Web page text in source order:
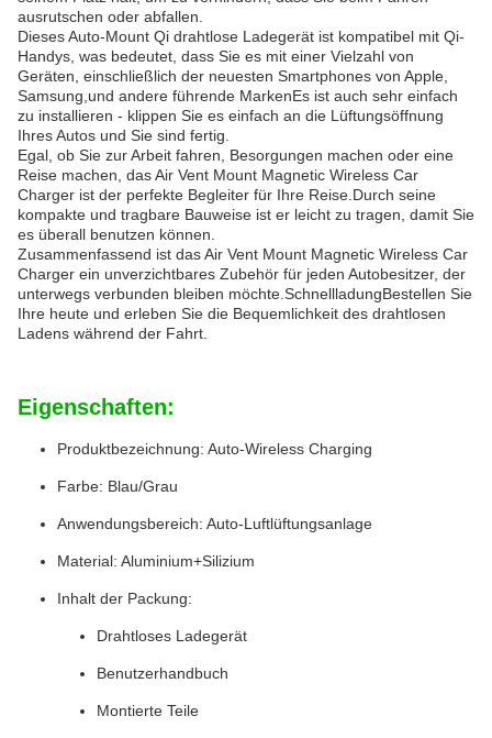
ausrutschen oder abfallen.
Dieses Auto-Mount Qi drahtlose Ladegerät ist kompatibel mit Qi-
Handys, was bedeutet, dass Sie es mit einer Vielzahl von
Geräten, einschließlich der neuesten Smartphones von Apple,
Samsung,und andere führende MarkenEs ist auch sehr einfach
zu installieren - klippen Sie es einfach an die Lüftungsöffnung
Ihres Autos und Sie sind fertig.
Egal, ob Sie zur Arbeit fahren, Besorgungen machen oder eine
Reise machen, das Air Vent Mount Magnetic Wireless Car
Charger ist der perfekte Begleiter für Ihre Reise.Durch seine
kompakte und tragbare Bauweise ist er leicht zu tragen, damit Sie
es überall benutzen können.
Zusammenfassend ist das Air Vent Mount Magnetic Wireless Car
Charger ein unverzichtbares Zubehör für jeden Autobesitzer, der
unterwegs verbunden bleiben möchte.SchnellladungBestellen Sie
Ihre heute und erleben Sie die Bequemlichkeit des drahtlosen
Ladens während der Fahrt.
Eigenschaften:
Produktbezeichnung: Auto-Wireless Charging
Farbe: Blau/Grau
Anwendungsbereich: Auto-Luftlüftungsanlage
Material: Aluminium+Silizium
Inhalt der Packung:
Drahtloses Ladegerät
Benutzerhandbuch
Montierte Teile